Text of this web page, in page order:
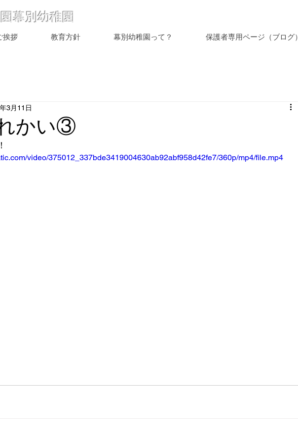
幕別幼稚園
挨拶 教育方針 幕別幼稚園って？ 保護者専用ページ（ブログ）
かい③
3月11日
video/375012_337bde3419004630ab92abf958d42fe7/360p/mp4/file.mp4